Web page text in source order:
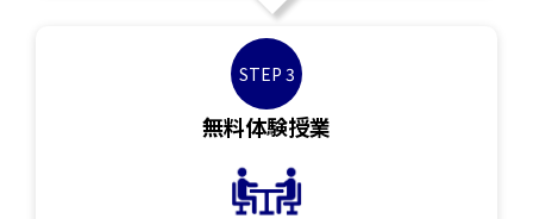
STEP 3
無料体験授業